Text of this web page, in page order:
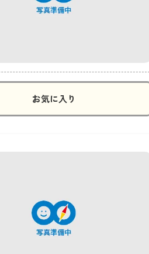
お気に入り